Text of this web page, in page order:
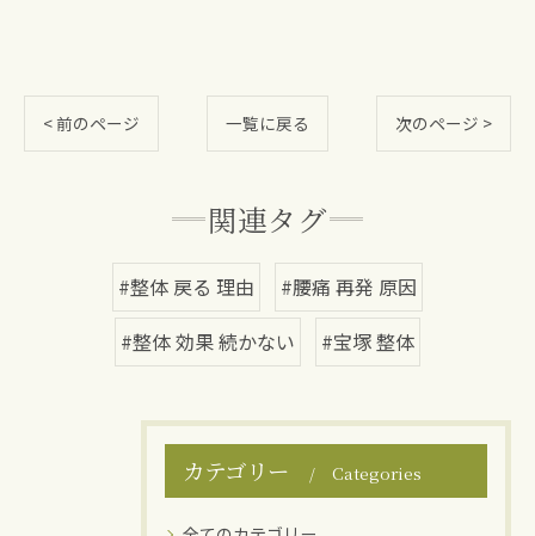
< 前のページ 一覧に戻る 次のページ >
関連タグ
#整体 戻る 理由
#腰痛 再発 原因
#整体 効果 続かない
#宝塚 整体
カテゴリー Categories